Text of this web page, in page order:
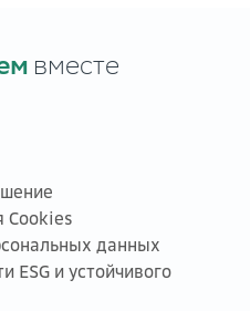
вместе
Cookies
данных
ESG и устойчивого